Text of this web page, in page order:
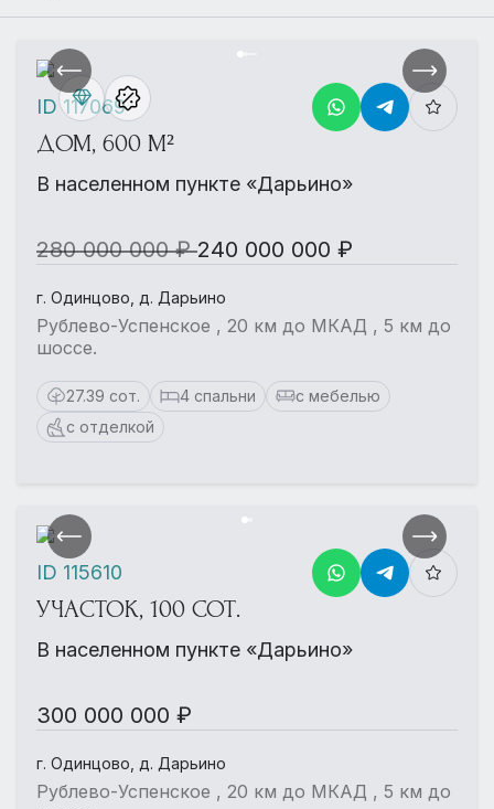
ДОМ, 600 М²
В населенном пункте «Дарьино»
280 000 000 ₽240 000 000 ₽
г. Одинцово, д. Дарьино
Рублево-Успенское , 20 км до МКАД , 5 км до
шоссе.
27.39 сот. 4 спальни
с мебелью
с отделкой
ID 117069
УЧАСТОК, 100 СОТ.
В населенном пункте «Дарьино»
300 000 000 ₽
г. Одинцово, д. Дарьино
Рублево-Успенское , 20 км до МКАД , 5 км до
ID 115610